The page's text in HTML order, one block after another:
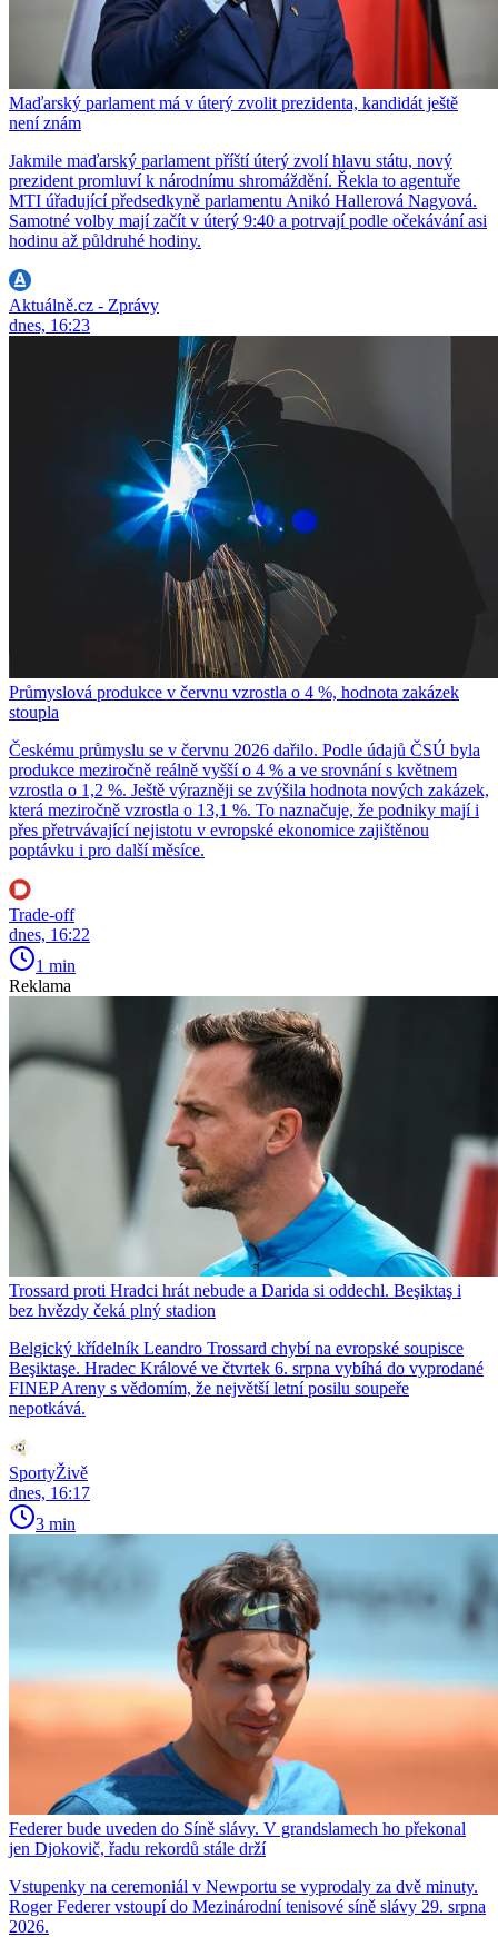
Maďarský parlament má v úterý zvolit prezidenta, kandidát ještě
není znám
Jakmile maďarský parlament příští úterý zvolí hlavu státu, nový
prezident promluví k národnímu shromáždění. Řekla to agentuře
MTI úřadující předsedkyně parlamentu Anikó Hallerová Nagyová.
Samotné volby mají začít v úterý 9:40 a potrvají podle očekávání asi
hodinu až půldruhé hodiny.
Aktuálně.cz - Zprávy
dnes, 16:23
Průmyslová produkce v červnu vzrostla o 4 %, hodnota zakázek
stoupla
Českému průmyslu se v červnu 2026 dařilo. Podle údajů ČSÚ byla
produkce meziročně reálně vyšší o 4 % a ve srovnání s květnem
vzrostla o 1,2 %. Ještě výrazněji se zvýšila hodnota nových zakázek,
která meziročně vzrostla o 13,1 %. To naznačuje, že podniky mají i
přes přetrvávající nejistotu v evropské ekonomice zajištěnou
poptávku i pro další měsíce.
Trade-off
dnes, 16:22
1 min
Reklama
Trossard proti Hradci hrát nebude a Darida si oddechl. Beşiktaş i
bez hvězdy čeká plný stadion
Belgický křídelník Leandro Trossard chybí na evropské soupisce
Beşiktaşe. Hradec Králové ve čtvrtek 6. srpna vybíhá do vyprodané
FINEP Areny s vědomím, že největší letní posilu soupeře
nepotkává.
SportyŽivě
dnes, 16:17
3 min
Federer bude uveden do Síně slávy. V grandslamech ho překonal
jen Djokovič, řadu rekordů stále drží
Vstupenky na ceremoniál v Newportu se vyprodaly za dvě minuty.
Roger Federer vstoupí do Mezinárodní tenisové síně slávy 29. srpna
2026.